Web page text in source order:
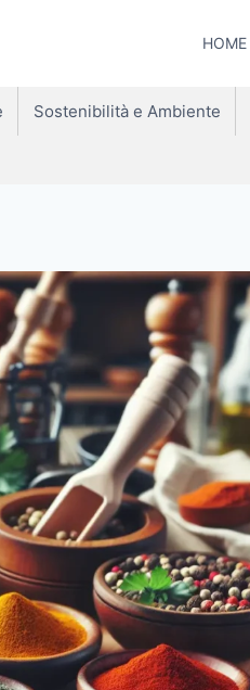
HOME
Sostenibilità e Ambiente